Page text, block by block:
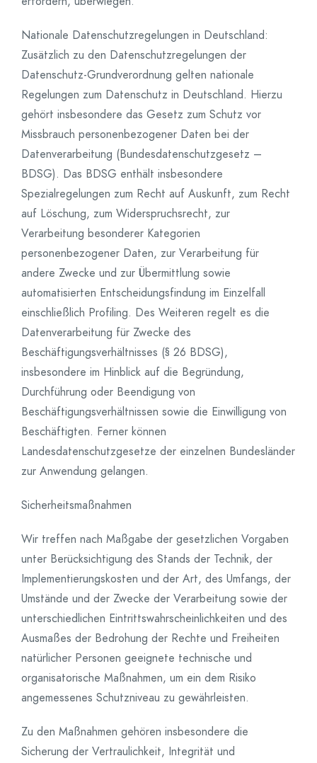
Nationale Datenschutzregelungen in Deutschland:
Zusätzlich zu den Datenschutzregelungen der
Datenschutz-Grundverordnung gelten nationale
Regelungen zum Datenschutz in Deutschland. Hierzu
gehört insbesondere das Gesetz zum Schutz vor
Missbrauch personenbezogener Daten bei der
Datenverarbeitung (Bundesdatenschutzgesetz –
BDSG). Das BDSG enthält insbesondere
Spezialregelungen zum Recht auf Auskunft, zum Recht
auf Löschung, zum Widerspruchsrecht, zur
Verarbeitung besonderer Kategorien
personenbezogener Daten, zur Verarbeitung für
andere Zwecke und zur Übermittlung sowie
automatisierten Entscheidungsfindung im Einzelfall
einschließlich Profiling. Des Weiteren regelt es die
Datenverarbeitung für Zwecke des
Beschäftigungsverhältnisses (§ 26 BDSG),
insbesondere im Hinblick auf die Begründung,
Durchführung oder Beendigung von
Beschäftigungsverhältnissen sowie die Einwilligung von
Beschäftigten. Ferner können
Landesdatenschutzgesetze der einzelnen Bundesländer
zur Anwendung gelangen.
Sicherheitsmaßnahmen
Wir treffen nach Maßgabe der gesetzlichen Vorgaben
unter Berücksichtigung des Stands der Technik, der
Implementierungskosten und der Art, des Umfangs, der
Umstände und der Zwecke der Verarbeitung sowie der
unterschiedlichen Eintrittswahrscheinlichkeiten und des
Ausmaßes der Bedrohung der Rechte und Freiheiten
natürlicher Personen geeignete technische und
organisatorische Maßnahmen, um ein dem Risiko
angemessenes Schutzniveau zu gewährleisten.
Zu den Maßnahmen gehören insbesondere die
Sicherung der Vertraulichkeit, Integrität und